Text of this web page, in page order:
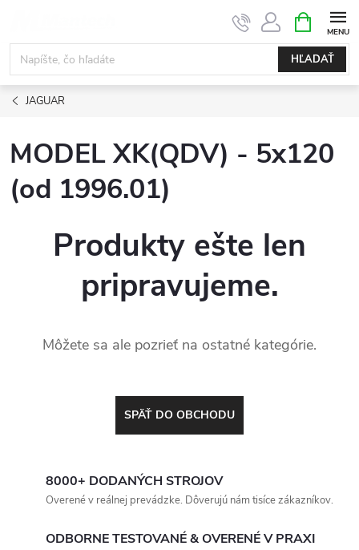
obsah
HĽADAŤ
KOŠÍK
JAGUAR
MODEL XK(QDV) - 5x120
(od 1996.01)
Produkty ešte len
pripravujeme.
Môžete sa ale pozrieť na ostatné kategórie.
SPÄŤ DO OBCHODU
8000+ DODANÝCH STROJOV
Overené v reálnej prevádzke. Dôverujú nám tisíce zákazníkov.
ODBORNE TESTOVANÉ & OVERENÉ V PRAXI